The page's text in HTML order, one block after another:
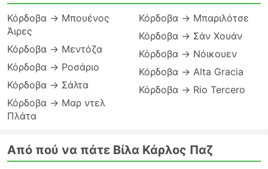
Κόρδοβα → Μπουένος
Άιρες
Κόρδοβα → Μεντόζα
Κόρδοβα → Ροσάριο
Κόρδοβα → Σάλτα
Κόρδοβα → Μαρ ντελ
Πλάτα
Κόρδοβα → Μπαριλότσε
Κόρδοβα → Σάν Χουάν
Κόρδοβα → Νόικουεν
Κόρδοβα → Alta Gracia
Κόρδοβα → Rio Tercero
Από πού να πάτε Βίλα Κάρλος Παζ